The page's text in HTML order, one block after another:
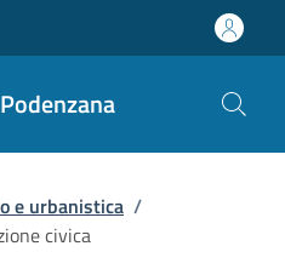
e urbanistica /
civica